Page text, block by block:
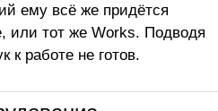
ему всё же придётся
или тот же Works. Подводя
к работе не готов.